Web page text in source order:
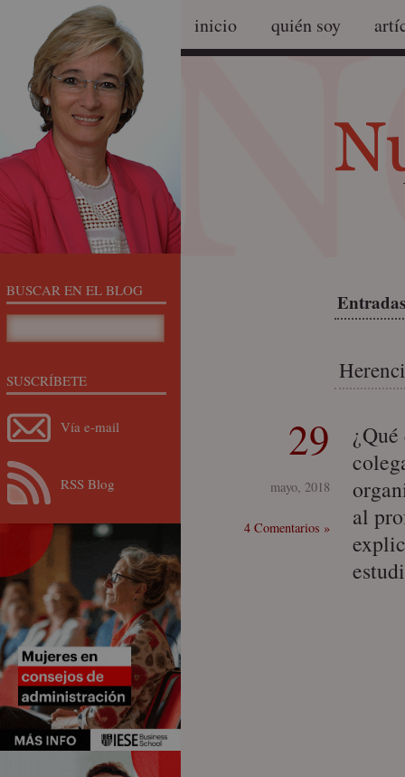
inicio quién soy
29
mayo, 2018
4 Comentarios »
al
BUSCAR EN EL BLOG
SUSCRÍBETE
Vía e-mail
RSS Blog